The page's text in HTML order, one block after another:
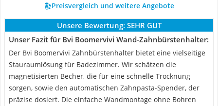
Preisvergleich und weitere Angebote
Unsere Bewertung: SEHR GUT
Unser Fazit für Bvi Boomervivi Wand-Zahnbürstenhalter:
Der Bvi Boomervivi Zahnbürstenhalter bietet eine vielseitige
Stauraumlösung für Badezimmer. Wir schätzen die
magnetisierten Becher, die für eine schnelle Trocknung
sorgen, sowie den automatischen Zahnpasta-Spender, der
präzise dosiert. Die einfache Wandmontage ohne Bohren